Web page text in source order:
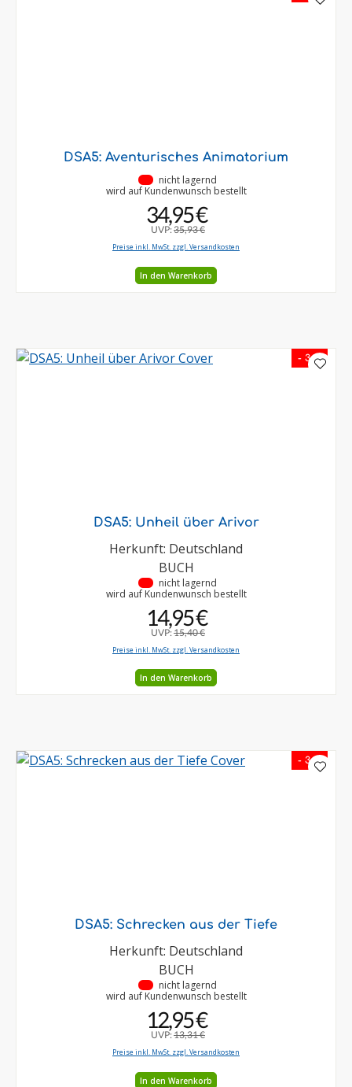
DSA5: Aventurisches Animatorium
nicht lagernd
wird auf Kundenwunsch bestellt
34,95 €
UVP:35,93 €
Preise inkl. MwSt. zzgl. Versandkosten
In den Warenkorb
- 3 %
DSA5: Unheil über Arivor
Herkunft: Deutschland
BUCH
nicht lagernd
wird auf Kundenwunsch bestellt
14,95 €
UVP: 15,40 €
Preise inkl. MwSt. zzgl. Versandkosten
In den Warenkorb
- 3 %
DSA5: Schrecken aus der Tiefe
Herkunft: Deutschland
BUCH
nicht lagernd
wird auf Kundenwunsch bestellt
12,95 €
UVP:13,31 €
Preise inkl. MwSt. zzgl. Versandkosten
In den Warenkorb